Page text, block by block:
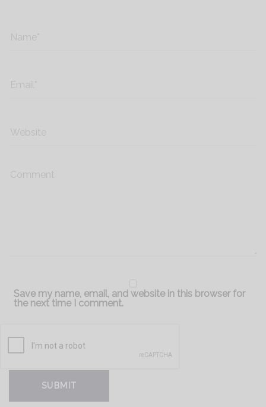
Save my name, email, and website in this browser for
the next time I comment.